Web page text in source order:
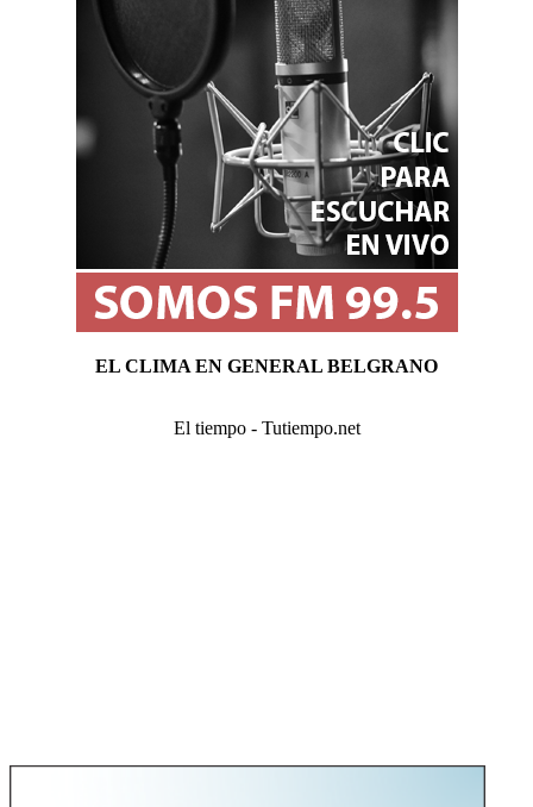
EL CLIMA EN GENERAL BELGRANO
El tiempo - Tutiempo.net